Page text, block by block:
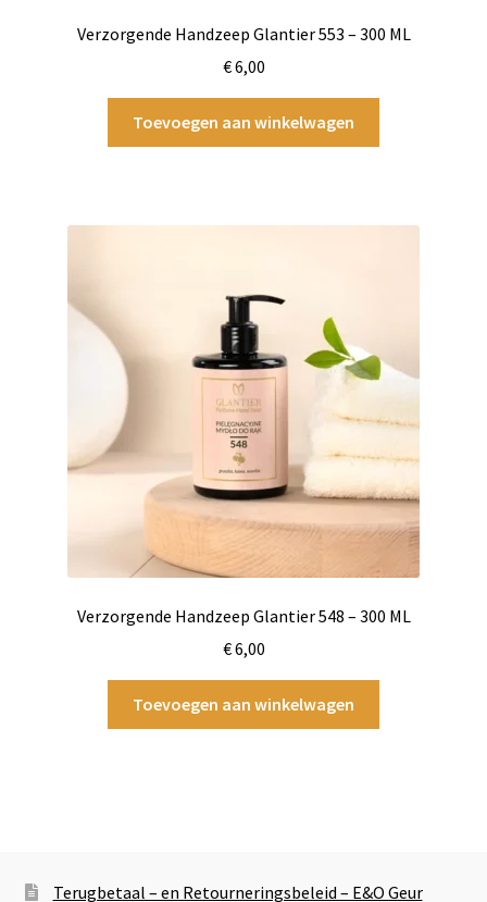
Verzorgende Handzeep Glantier 553 – 300 ML
€6,00
Toevoegen aan winkelwagen
Verzorgende Handzeep Glantier 548 – 300 ML
€6,00
Toevoegen aan winkelwagen
Terugbetaal – en Retourneringsbeleid – E&O Geur